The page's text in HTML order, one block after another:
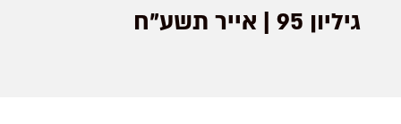
גיליון 95 | אייר תשע"ח